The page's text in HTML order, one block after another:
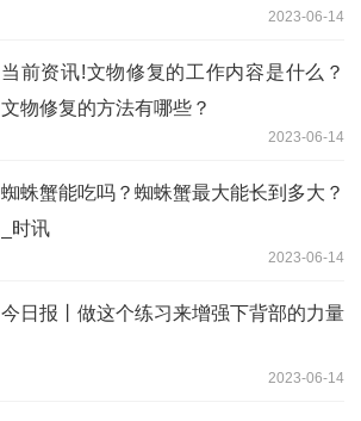
2023-06-14
当前资讯!文物修复的工作内容是什么？
文物修复的方法有哪些？
2023-06-14
蜘蛛蟹能吃吗？蜘蛛蟹最大能长到多大？
_时讯
2023-06-14
今日报丨做这个练习来增强下背部的力量
2023-06-14